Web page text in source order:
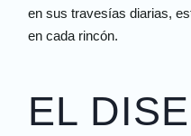
en sus travesías diarias,
en cada rincón.
EL